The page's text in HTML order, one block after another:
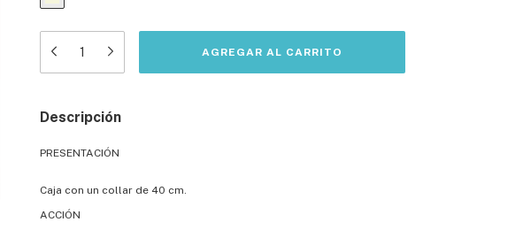
Descripción
PRESENTACIÓN
Caja con un collar de 40 cm.
ACCIÓN